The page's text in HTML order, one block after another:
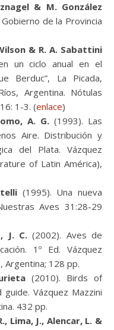
& M. González
de la Provincia
& R. A. Sabattini
un ciclo anual en el
Berduc”, La Picada,
Argentina. Nótulas
1-3. (enlace)
A. G. (1993). Las
Aire. Distribución y
del Plata. Vázquez
of Latin América),
(1995). Una nueva
Aves 31:28-29
J. C. (2002). Aves de
1º Ed. Vázquez
Argentina; 128 pp.
(2010). Birds of
Vázquez Mazzini
432 pp.
Lima, J., Alencar, L. &